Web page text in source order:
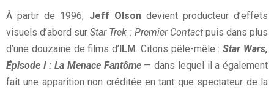
À partir de 1996, Jeff Olsondevient producteur d’effets
visuels d’abord surStar Trek : Premier Contactpuis dans plus
d’une douzaine de films d’ ILM. Citons pêle-mêle :Star Wars,
Épisode I : La Menace Fantôme— dans lequel il a également
fait une apparition non créditée en tant que spectateur de la